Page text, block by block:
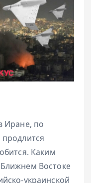
Иране, по
Каким
Востоке
украинской